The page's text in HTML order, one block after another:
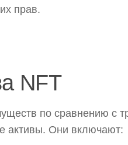
прав.
NFT
по сравнению с
активы. Они включают: